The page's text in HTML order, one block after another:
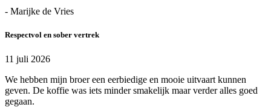
- Marijke de Vries
Respectvol en sober vertrek
11 juli 2026
We hebben mijn broer een eerbiedige en mooie uitvaart kunnen
geven. De koffie was iets minder smakelijk maar verder alles goed
gegaan.